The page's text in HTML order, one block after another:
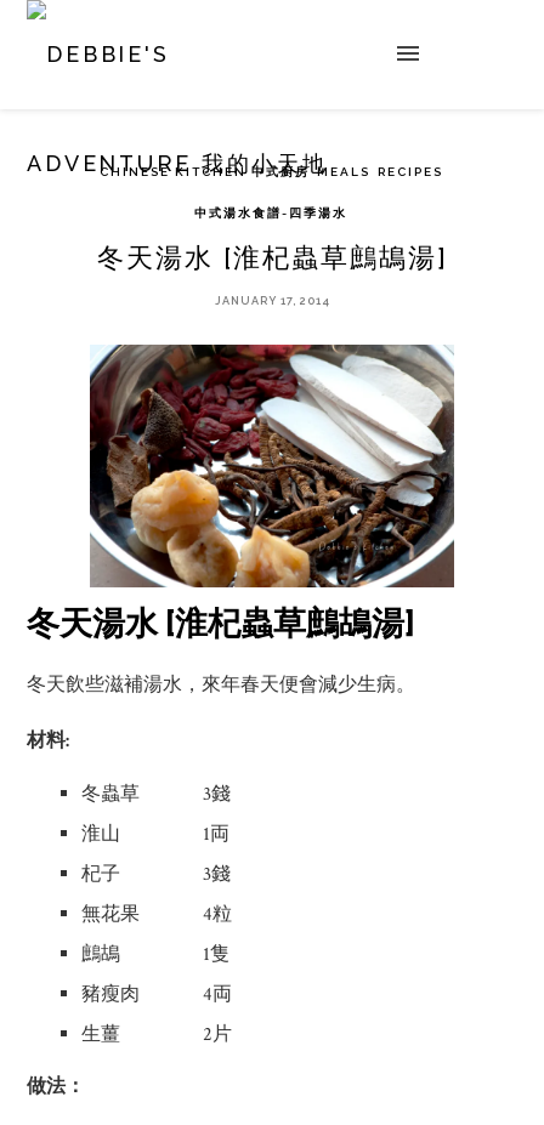
CHINESE KITCHEN 中式廚房 MEALS RECIPES
中式湯水食譜-四季湯水
冬天湯水 [淮杞蟲草鷓鴣湯]
JANUARY 17, 2014
冬天湯水 [淮杞蟲草鷓鴣湯]
冬天飲些滋補湯水，來年春天便會減少生病。
材料:
冬蟲草 3錢
淮山 1両
杞子 3錢
無花果 4粒
鷓鴣 1隻
豬瘦肉 4両
生薑 2片
做法：